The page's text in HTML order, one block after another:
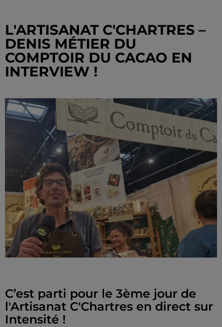
L'ARTISANAT C'CHARTRES –
DENIS MÉTIER DU
COMPTOIR DU CACAO EN
INTERVIEW !
C’est parti pour le 3ème jour de
l'Artisanat C'Chartres en direct sur
Intensité !